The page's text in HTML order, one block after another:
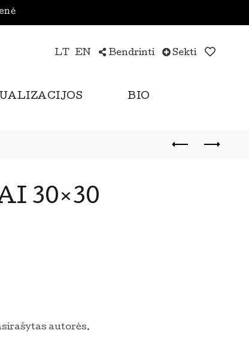
LT EN Bendrinti Sekti
BIO
30×30
autorės.